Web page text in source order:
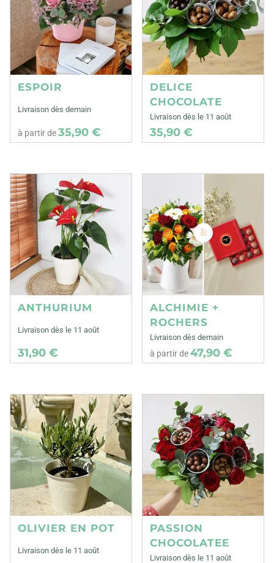
ESPOIR
Livraison dès demain
à partir de35,90 €
DELICE
CHOCOLATE
Livraison dès le 11 août
35,90 €
ANTHURIUM
Livraison dès le 11 août
31,90 €
ALCHIMIE +
ROCHERS
Livraison dès demain
à partir de47,90 €
OLIVIER EN POT
Livraison dès le 11 août
PASSION
CHOCOLATEE
Livraison dès le 11 août